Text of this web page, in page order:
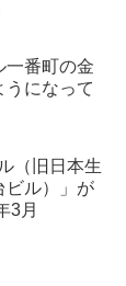
一番町の金
うになって
（旧日本生
ビル）」が
3月